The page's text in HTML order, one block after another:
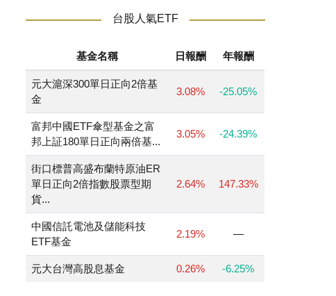
台股人氣ETF
基金名稱 日報酬 年報酬
元大滬深300單日正向2倍基
金
3.08% -25.05%
富邦中國ETF傘型基金之富
邦上証180單日正向兩倍基...
3.05% -24.39%
街口標普高盛布蘭特原油ER
單日正向2倍指數股票型期
貨...
2.64% 147.33%
中國信託電池及儲能科技
ETF基金
2.19% —
元大台灣高股息基金 0.26% -6.25%